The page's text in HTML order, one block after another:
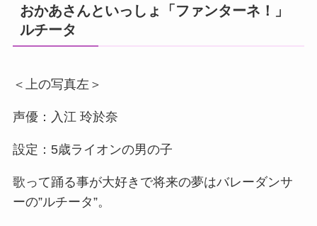
おかあさんといっしょ「ファンターネ！」
ルチータ
＜上の写真左＞
声優：入江 玲於奈
設定：5歳ライオンの男の子
歌って踊る事が大好きで将来の夢はバレーダンサ
ーの”ルチータ”。